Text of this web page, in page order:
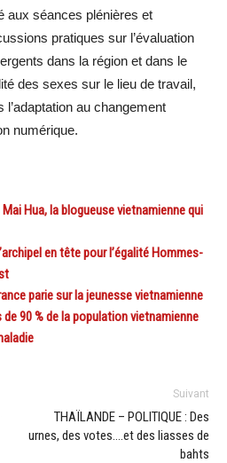
aux séances plénières et
pratiques sur l’évaluation
dans la région et dans le
des sexes sur le lieu de travail,
au changement
numérique.
Mai Hua, la blogueuse vietnamienne qui
en tête pour l’égalité Hommes-
parie sur la jeunesse vietnamienne
de 90 % de la population vietnamienne
Suivant
THAÏLANDE – POLITIQUE : Des
urnes, des votes….et des liasses de
bahts